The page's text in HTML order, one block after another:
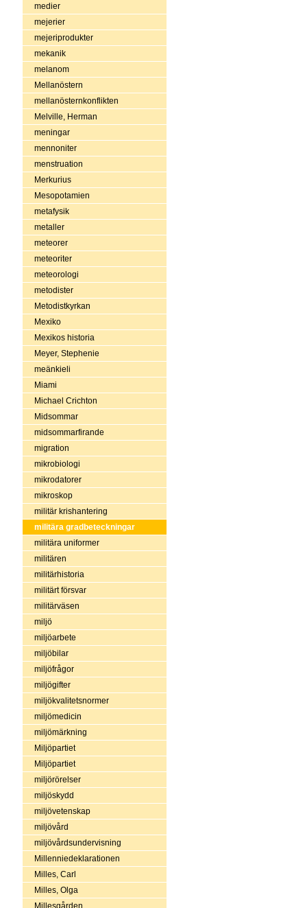
medier
mejerier
mejeriprodukter
mekanik
melanom
Mellanöstern
mellanösternkonflikten
Melville, Herman
meningar
mennoniter
menstruation
Merkurius
Mesopotamien
metafysik
metaller
meteorer
meteoriter
meteorologi
metodister
Metodistkyrkan
Mexiko
Mexikos historia
Meyer, Stephenie
meänkieli
Miami
Michael Crichton
Midsommar
midsommarfirande
migration
mikrobiologi
mikrodatorer
mikroskop
militär krishantering
militära gradbeteckningar
militära uniformer
militären
militärhistoria
militärt försvar
militärväsen
miljö
miljöarbete
miljöbilar
miljöfrågor
miljögifter
miljökvalitetsnormer
miljömedicin
miljömärkning
Miljöpartiet
Miljöpartiet
miljörörelser
miljöskydd
miljövetenskap
miljövård
miljövårdsundervisning
Millenniedeklarationen
Milles, Carl
Milles, Olga
Millesgården